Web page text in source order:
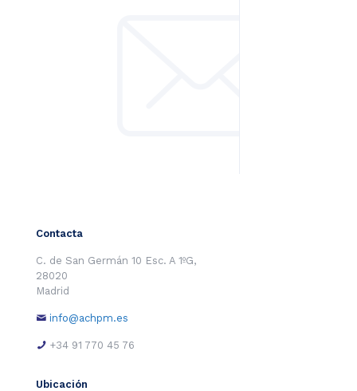
Contacta
C. de San Germán 10 Esc. A 1ºG,
28020
Madrid
info@achpm.es
+34 91 770 45 76
Ubicación